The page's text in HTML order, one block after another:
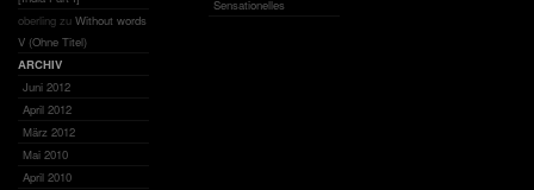
oberling zu Without words
V (Ohne Titel)
ARCHIV
Juni 2012
April 2012
März 2012
Mai 2010
April 2010
Sensationelles